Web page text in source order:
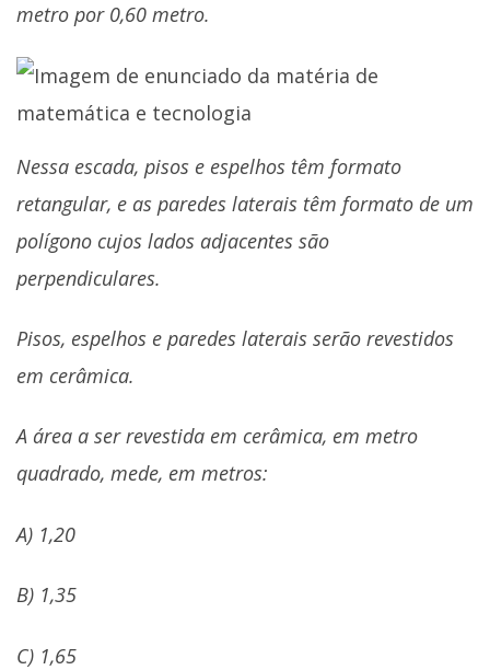
metro por 0,60 metro.
Nessa escada, pisos e espelhos têm formato
retangular, e as paredes laterais têm formato de um
polígono cujos lados adjacentes são
perpendiculares.
Pisos, espelhos e paredes laterais serão revestidos
em cerâmica.
A área a ser revestida em cerâmica, em metro
quadrado, mede, em metros:
A) 1,20
B) 1,35
C) 1,65